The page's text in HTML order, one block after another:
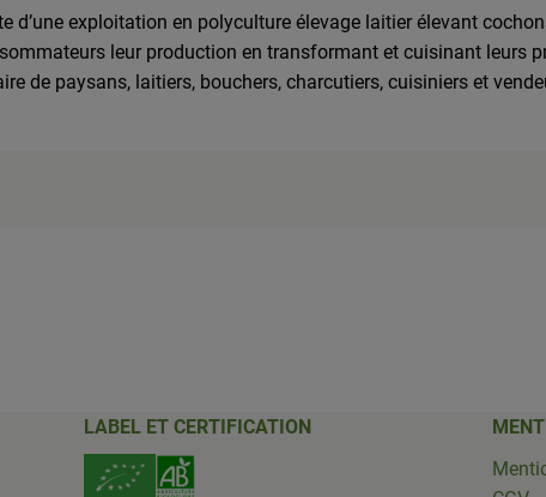
exploitation en polyculture élevage laitier élevant
leur production en transformant et cuisinant leurs
de paysans, laitiers, bouchers, charcutiers, cuisiniers et
LABEL ET CERTIFICATION